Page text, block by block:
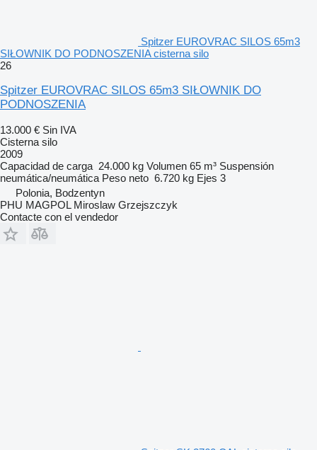
Spitzer EUROVRAC SILOS 65m3
SIŁOWNIK DO PODNOSZENIA cisterna silo
26
Spitzer EUROVRAC SILOS 65m3 SIŁOWNIK DO
PODNOSZENIA
13.000 € Sin IVA
Cisterna silo
2009
Capacidad de carga 24.000 kg Volumen 65 m³ Suspensión
neumática/neumática Peso neto 6.720 kg Ejes 3
Polonia, Bodzentyn
PHU MAGPOL Miroslaw Grzejszczyk
Contacte con el vendedor